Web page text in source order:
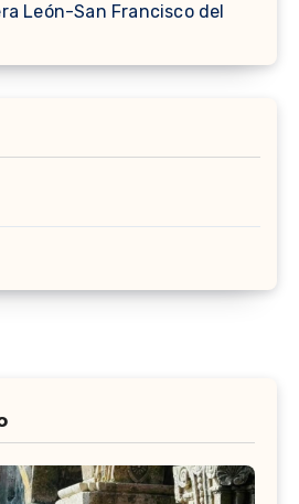
León-San Francisco del